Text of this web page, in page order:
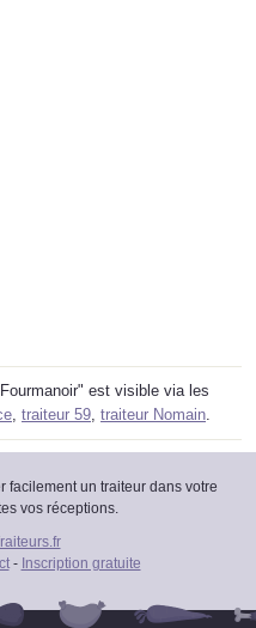
est visible via les
traiteur 59 traiteur Nomain
facilement un traiteur dans votre
vos réceptions.
- Inscription gratuite